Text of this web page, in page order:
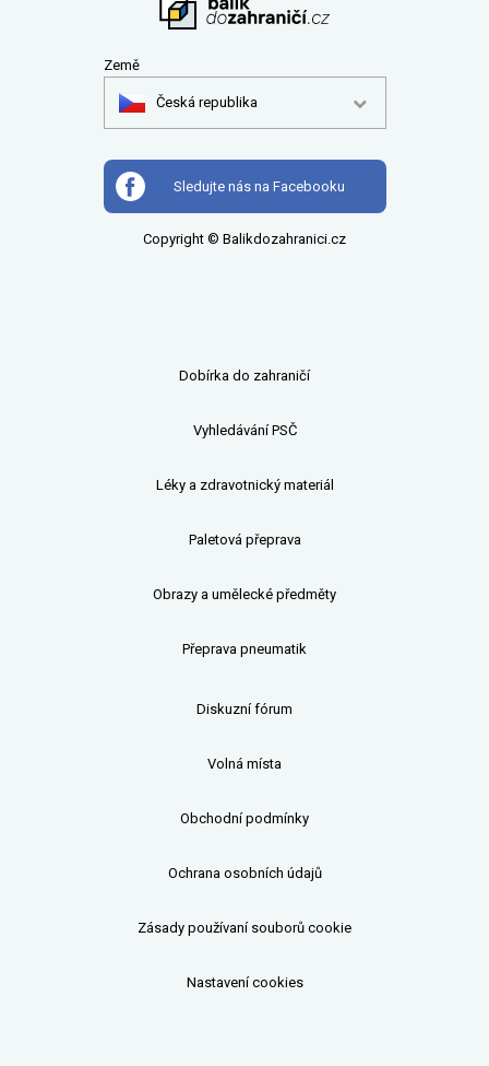
Země
Česká republika
Sledujte nás na Facebooku
Copyright © Balikdozahranici.cz
Dobírka do zahraničí
Vyhledávání PSČ
Léky a zdravotnický materiál
Paletová přeprava
Obrazy a umělecké předměty
Přeprava pneumatik
Diskuzní fórum
Volná místa
Obchodní podmínky
Ochrana osobních údajů
Zásady používaní souborů cookie
Nastavení cookies